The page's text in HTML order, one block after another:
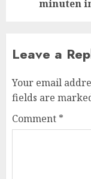
minuten
Leave a
Your email
fields are
Comment *